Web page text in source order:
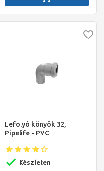
Lefolyó könyök 32,
Pipelife - PVC
Készleten